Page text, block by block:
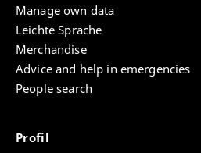
Manage own data
Leichte Sprache
Merchandise
Advice and help in emergencies
People search
Profil